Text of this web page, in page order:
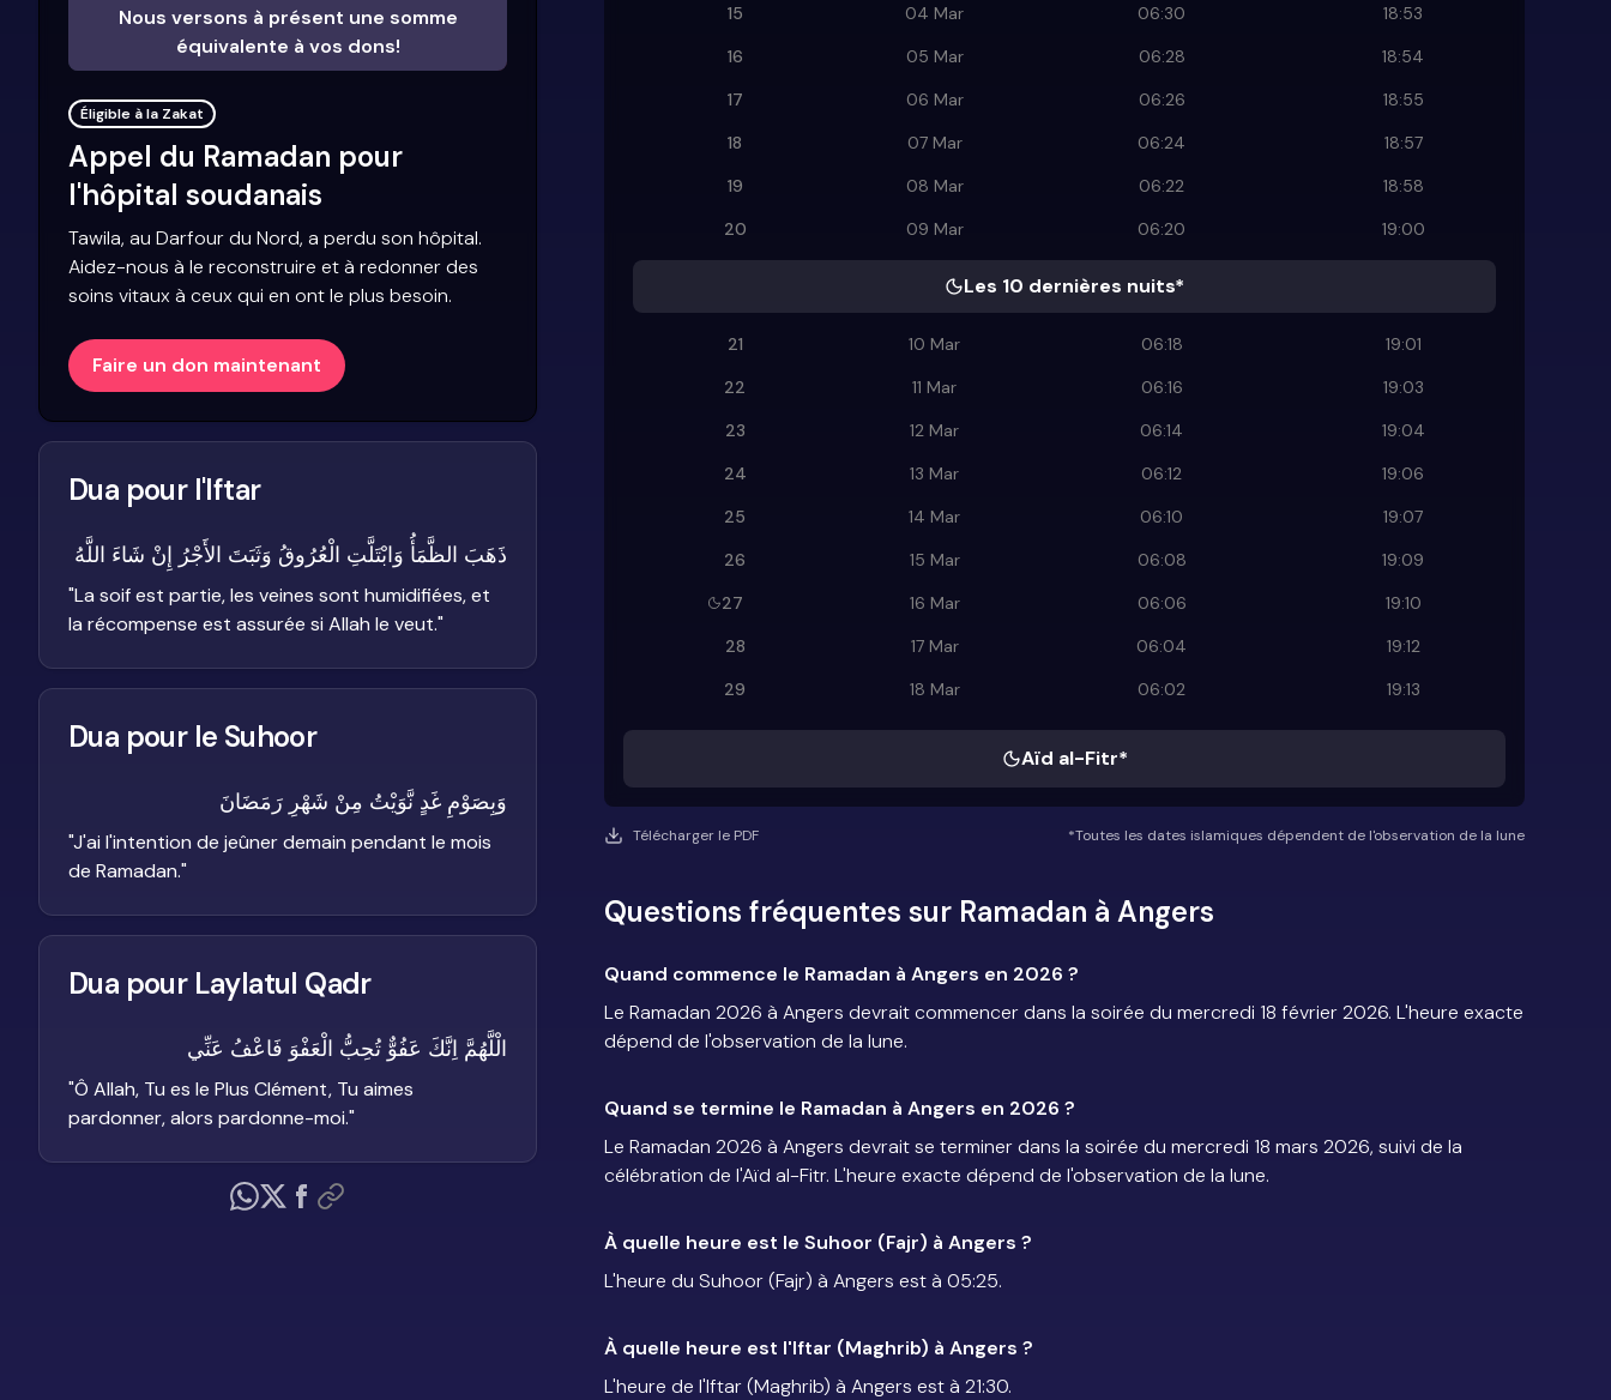
15
04 Mar 06:30
18:53
16
05 Mar 06:28
18:54
17
06 Mar 06:26
18:55
18
07 Mar 06:24
18:57
19
08 Mar 06:22
18:58
20
09 Mar 06:20 19:00
Les 10 dernières nuits*
21 10 Mar 06:18
19:01
22
11 Mar 06:16
19:03
23
12 Mar 06:14
19:04
24
13 Mar 06:12
19:06
25
14 Mar 06:10
19:07
26
15 Mar 06:08
19:09
27
16 Mar 06:06
19:10
28
17 Mar 06:04
19:12
29
18 Mar 06:02 19:13
Aïd al-Fitr*
Télécharger le PDF *Toutes les dates islamiques dépendent de l'observation de la lune
Questions fréquentes sur Ramadan à Angers
Quand commence le Ramadan à Angers en 2026 ?
Le Ramadan 2026 à Angers devrait commencer dans la soirée du mercredi 18 février 2026. L'heure exacte
dépend de l'observation de la lune.
Quand se termine le Ramadan à Angers en 2026 ?
Le Ramadan 2026 à Angers devrait se terminer dans la soirée du mercredi 18 mars 2026, suivi de la
célébration de l'Aïd al-Fitr. L'heure exacte dépend de l'observation de la lune.
À quelle heure est le Suhoor (Fajr) à Angers ?
L'heure du Suhoor (Fajr) à Angers est à 05:25.
À quelle heure est l'Iftar (Maghrib) à Angers ?
L'heure de l'Iftar (Maghrib) à Angers est à 21:30.
Nous versons à présent une somme
équivalente à vos dons!
Éligible à la Zakat
Appel du Ramadan pour
l'hôpital soudanais
Tawila, au Darfour du Nord, a perdu son hôpital.
Aidez-nous à le reconstruire et à redonner des
soins vitaux à ceux qui en ont le plus besoin.
Faire un don maintenant
Dua pour l'Iftar
ذَهَبَ الظَّمَأُ وَابْتَلَّتِ الْعُرُوقُ وَثَبَتَ الأَجْرُ إِنْ شَاءَ اللَّهُ
"La soif est partie, les veines sont humidifiées, et
la récompense est assurée si Allah le veut."
Dua pour le Suhoor
وَبِصَوْمِ غَدٍ نَّوَيْتُ مِنْ شَهْرِ رَمَضَانَ
"J'ai l'intention de jeûner demain pendant le mois
de Ramadan."
Dua pour Laylatul Qadr
الْلَّهُمَّ اِنَّكَ عَفُوٌّ تُحِبُّ الْعَفْوَ فَاعْفُ عَنِّي
"Ô Allah, Tu es le Plus Clément, Tu aimes
pardonner, alors pardonne-moi."